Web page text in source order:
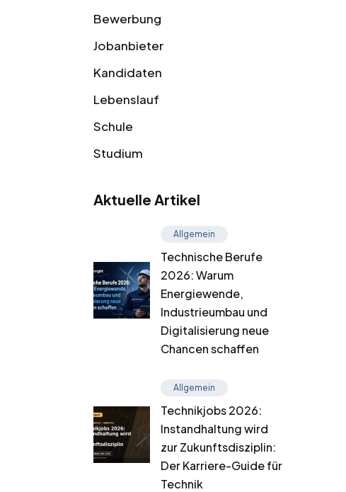
Bewerbung
Jobanbieter
Kandidaten
Lebenslauf
Schule
Studium
Aktuelle Artikel
Allgemein
Technische Berufe
2026: Warum
Energiewende,
Industrieumbau und
Digitalisierung neue
Chancen schaffen
Allgemein
Technikjobs 2026:
Instandhaltung wird
zur Zukunftsdisziplin:
Der Karriere-Guide für
Technik